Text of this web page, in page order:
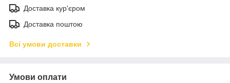
Доставка кур'єром
Доставка поштою
Всі умови доставки
Умови оплати